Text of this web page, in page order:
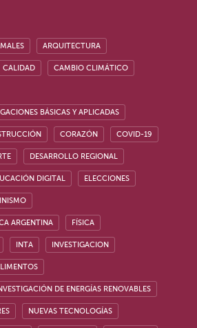
ARQUITECTURA
CALIDAD CAMBIO CLIMÁTICO
BÁSICAS Y APLICADAS
CORAZÓN COVID-19
DESARROLLO REGIONAL
DIGITAL ELECCIONES
ARGENTINA FÍSICA
INTA INVESTIGACION
DE ENERGÍAS RENOVABLES
NUEVAS TECNOLOGÍAS